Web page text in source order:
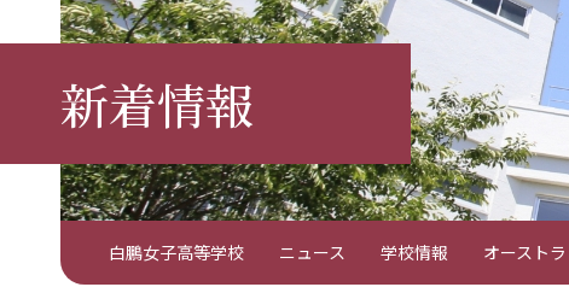
新着情報
白鵬女子高等学校 ニュース 学校情報 オースト